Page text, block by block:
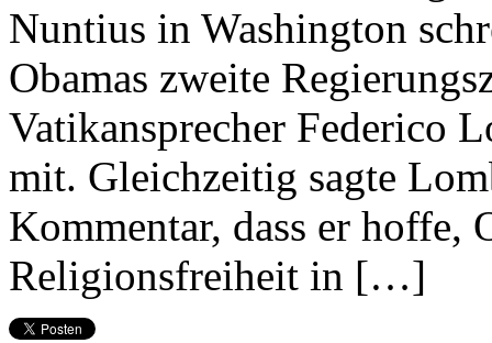
Nuntius in Washington
Obamas zweite
Vatikansprecher Federico
mit. Gleichzeitig sagte
Kommentar, dass er hoffe,
Religionsfreiheit in […]